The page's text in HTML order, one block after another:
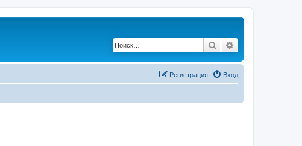
Поиск
Вход
Регистрация